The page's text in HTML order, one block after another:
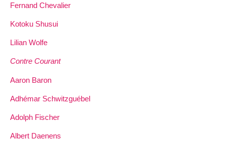
Fernand Chevalier
Kotoku Shusui
Lilian Wolfe
Contre Courant
Aaron Baron
Adhémar Schwitzguébel
Adolph Fischer
Albert Daenens